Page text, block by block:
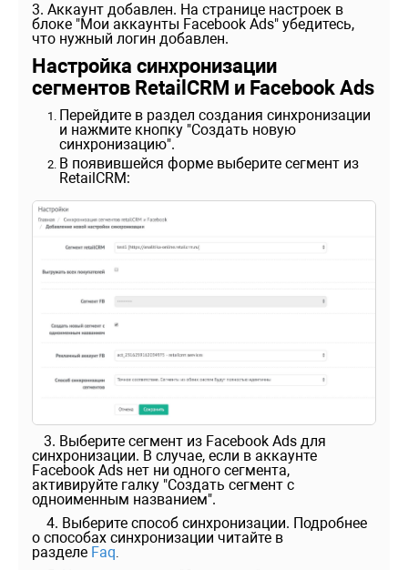
3. Аккаунт добавлен. На странице настроек в
блоке "Мои аккаунты Facebook Ads" убедитесь,
что нужный логин добавлен.
Настройка синхронизации
сегментов RetailCRM и Facebook Ads
Перейдите в раздел создания синхронизации
и нажмите кнопку "Создать новую
синхронизацию".
В появившейся форме выберите сегмент из
RetailCRM:
3. Выберите сегмент из Facebook Ads для
синхронизации. В случае, если в аккаунте
Facebook Ads нет ни одного сегмента,
активируйте галку "Создать сегмент с
одноименным названием".
4. Выберите способ синхронизации. Подробнее
о способах синхронизации читайте в
разделе Faq